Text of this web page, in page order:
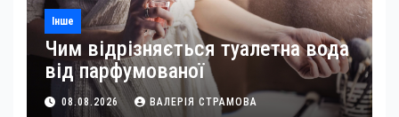
Інше
Чим відрізняється туалетна вода
від парфумованої
08.08.2026 ВАЛЕРІЯ СТРАМОВА